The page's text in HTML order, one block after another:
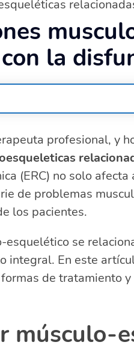
la
esquelético en
en pacientes
en pacientes
en pacientes
la insuficiencia renal?
insuficiencia renal?
renal?
profesional, y
(ERC) no solo
de problemas
los pacientes.
se
integral. En este
de tratamiento
músculo-